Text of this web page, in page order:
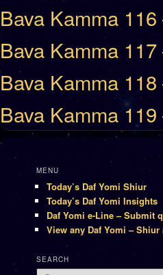
MENU
Today’s Daf Yomi Shiur
Today’s Daf Yomi Insights
Daf Yomi e-Line – Submit
View any Daf Yomi – Shiur
SEARCH